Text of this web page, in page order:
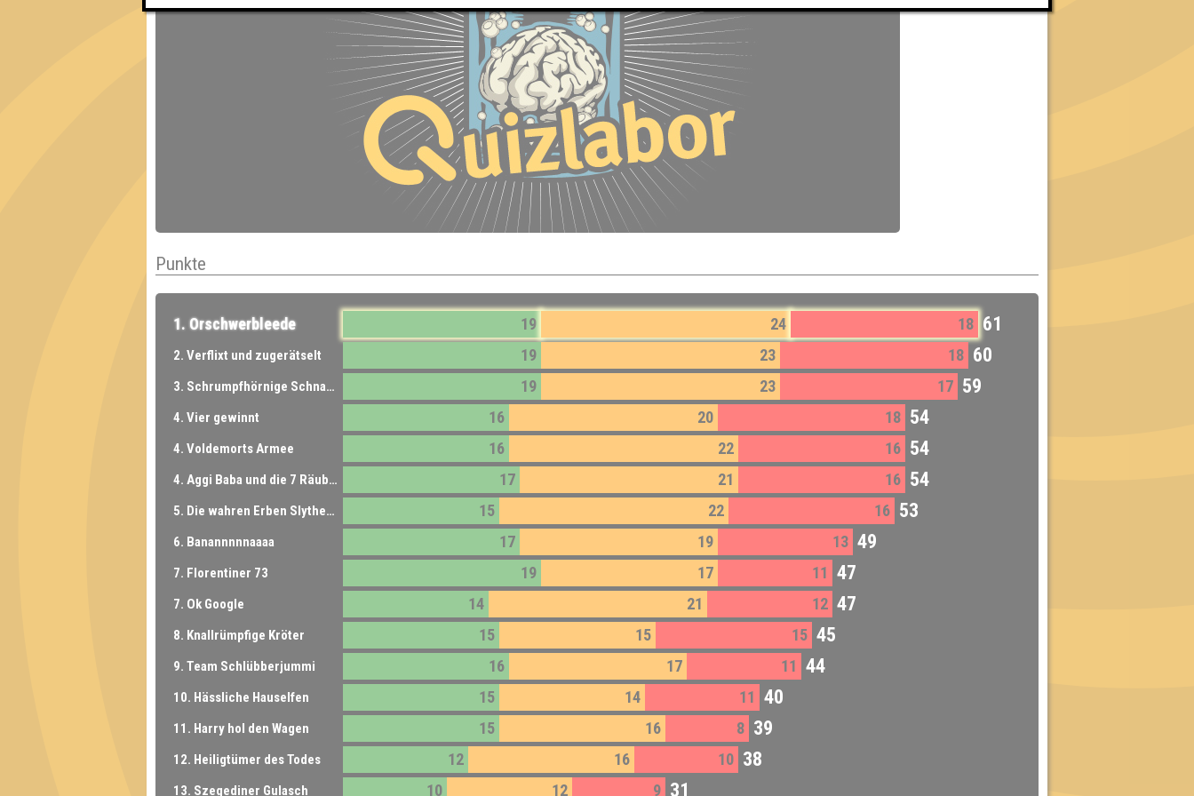
Punkte
1. Orschwerbleede 19 24 18 61
2. Verflixt und zugerätselt 19 23 18 60
3. Schrumpfhörnige Schnarchkackler 19 23 17 59
4. Vier gewinnt 16 20 18 54
4. Voldemorts Armee 16 22 16 54
4. Aggi Baba und die 7 Räuber 17 21 16 54
5. Die wahren Erben Slytherins 15 22 16 53
6. Banannnnnaaaa 17 19 13 49
7. Florentiner 73 19 17 11 47
7. Ok Google 14 21 12 47
8. Knallrümpfige Kröter 15 15 15 45
9. Team Schlübberjummi 16 17 11 44
10. Hässliche Hauselfen 15 14 11 40
11. Harry hol den Wagen 15 16 8 39
12. Heiligtümer des Todes 12 16 10 38
13. Szegediner Gulasch 10 12 9 31